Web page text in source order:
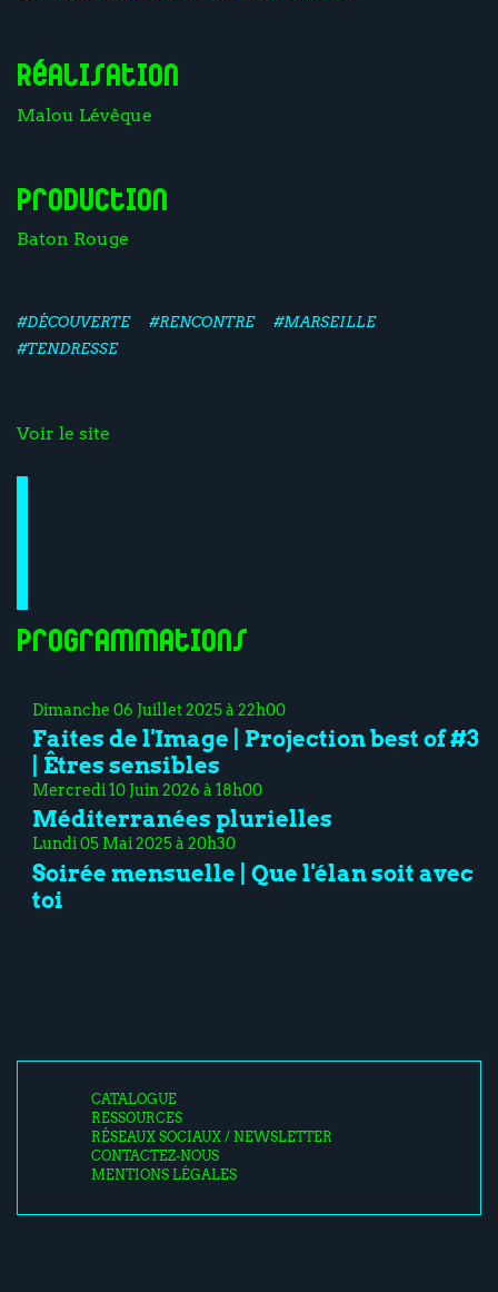
Réalisation
Malou Lévêque
Production
Baton Rouge
#DÉCOUVERTE #RENCONTRE
#MARSEILLE
#TENDRESSE
Voir le site
Programmations
Dimanche 06 Juillet 2025 à 22h00
Faites de l'Image | Projection best of #3
| Êtres sensibles
Mercredi 10 Juin 2026 à 18h00
Méditerranées plurielles
Lundi 05 Mai 2025 à 20h30
Soirée mensuelle | Que l'élan soit avec
toi
CATALOGUE
RESSOURCES
RÉSEAUX SOCIAUX / NEWSLETTER
CONTACTEZ-NOUS
MENTIONS LÉGALES